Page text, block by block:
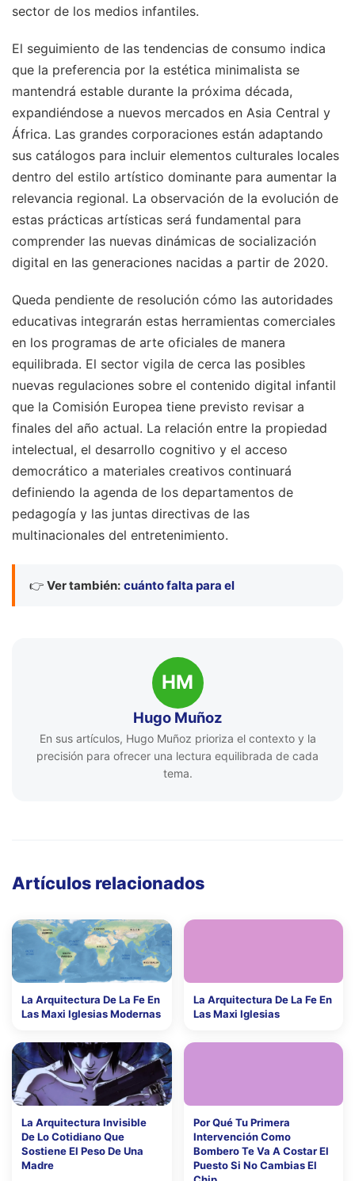
sector de los medios infantiles.
El seguimiento de las tendencias de consumo indica
que la preferencia por la estética minimalista se
mantendrá estable durante la próxima década,
expandiéndose a nuevos mercados en Asia Central y
África. Las grandes corporaciones están adaptando
sus catálogos para incluir elementos culturales locales
dentro del estilo artístico dominante para aumentar la
relevancia regional. La observación de la evolución de
estas prácticas artísticas será fundamental para
comprender las nuevas dinámicas de socialización
digital en las generaciones nacidas a partir de 2020.
Queda pendiente de resolución cómo las autoridades
educativas integrarán estas herramientas comerciales
en los programas de arte oficiales de manera
equilibrada. El sector vigila de cerca las posibles
nuevas regulaciones sobre el contenido digital infantil
que la Comisión Europea tiene previsto revisar a
finales del año actual. La relación entre la propiedad
intelectual, el desarrollo cognitivo y el acceso
democrático a materiales creativos continuará
definiendo la agenda de los departamentos de
pedagogía y las juntas directivas de las
multinacionales del entretenimiento.
👉 Ver también: cuánto falta para el
HM
Hugo Muñoz
En sus artículos, Hugo Muñoz prioriza el contexto y la
precisión para ofrecer una lectura equilibrada de cada
tema.
Artículos relacionados
La Arquitectura De La Fe En
Las Maxi Iglesias Modernas
La Arquitectura De La Fe En
Las Maxi Iglesias
La Arquitectura Invisible
De Lo Cotidiano Que
Sostiene El Peso De Una
Madre
Por Qué Tu Primera
Intervención Como
Bombero Te Va A Costar El
Puesto Si No Cambias El